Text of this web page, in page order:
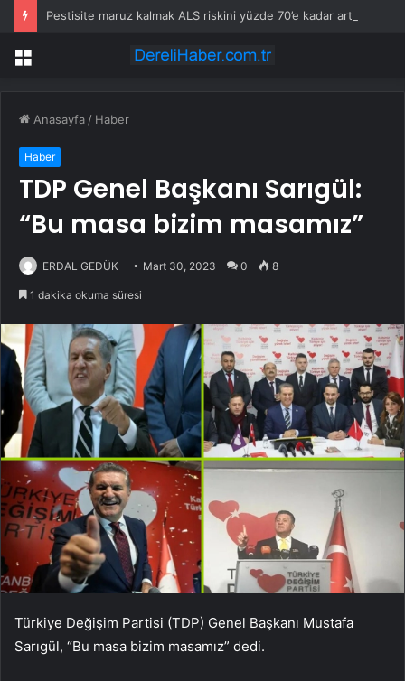
Menü
Anasayfa / Haber
Haber
TDP Genel Başkanı Sarıgül:
“Bu masa bizim masamız”
ERDAL GEDÜK Mart 30, 2023 0 8
1 dakika okuma süresi
Türkiye Değişim Partisi (TDP) Genel Başkanı Mustafa
Sarıgül, “Bu masa bizim masamız” dedi.